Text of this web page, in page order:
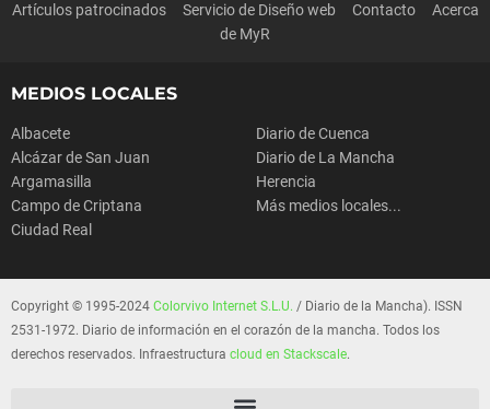
Artículos patrocinados Servicio de Diseño web Contacto
Acerca
de MyR
MEDIOS LOCALES
Albacete
Alcázar de San Juan
Argamasilla
Campo de Criptana
Ciudad Real
Diario de Cuenca
Diario de La Mancha
Herencia
Más medios locales...
Copyright © 1995-2024 Colorvivo Internet S.L.U. / Diario de la Mancha). ISSN
2531-1972. Diario de información en el corazón de la mancha. Todos los
derechos reservados. Infraestructura cloud en Stackscale.